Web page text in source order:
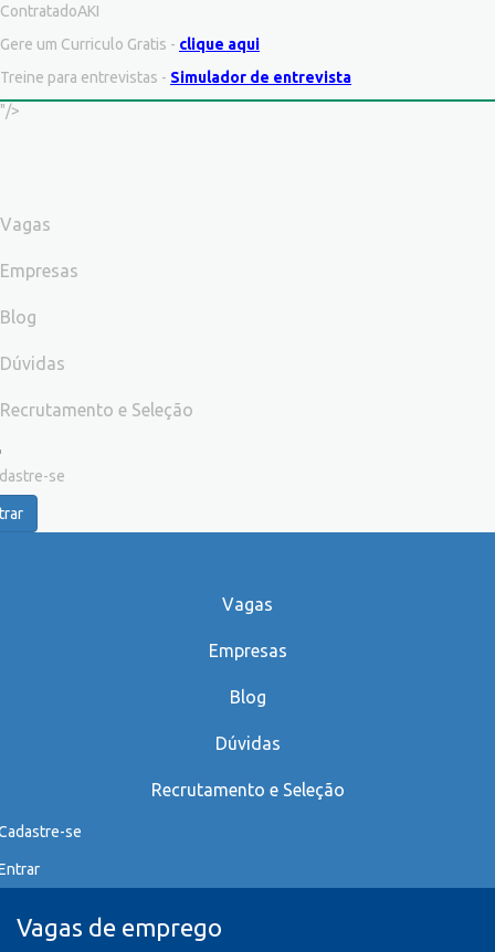
ContratadoAKI
Gere um Curriculo Gratis - clique aqui
Treine para entrevistas - Simulador de entrevista
"/>
Vagas
Empresas
Blog
Dúvidas
Recrutamento e Seleção
se
Vagas
Empresas
Blog
Dúvidas
Recrutamento e Seleção
se
Vagas de emprego